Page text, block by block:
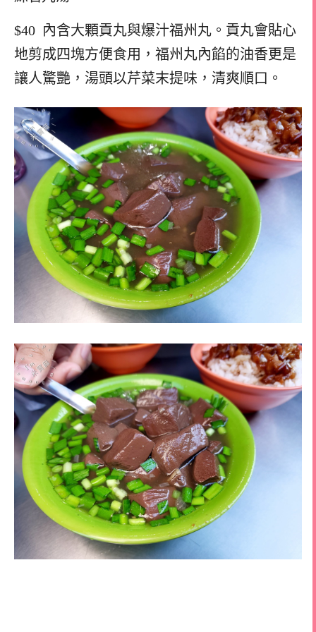
$40 內含大顆貢丸與爆汁福州丸。貢丸會貼心
地剪成四塊方便食用，福州丸內餡的油香更是
讓人驚艷，湯頭以芹菜末提味，清爽順口。